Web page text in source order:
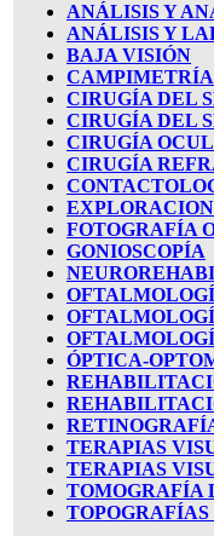
ANÁLISIS Y
ANÁLISIS Y
BAJA VISIÓN
CAMPIMETRÍA
CIRUGÍA DEL
CIRUGÍA DEL
CIRUGÍA
CIRUGÍA
FOTOGRAFÍA
GONIOSCOPÍA
ÓPTICA-
TERAPIAS
TERAPIAS
TOMOGRAFÍA